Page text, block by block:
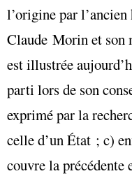
l’origine par
Claude Morin et son
est illustrée
parti lors de son
exprimé par la
celle d’un État ; c)
couvre la précédente